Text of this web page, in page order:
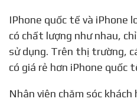
IPhone quốc tế và iPhone lock đều được sản xuất và
có chất lượng như nhau,
sử dụng. Trên thị trường,
có giá rẻ hơn iPhone quốc
Nhân viên chăm sóc khách hàng của Apple có thể